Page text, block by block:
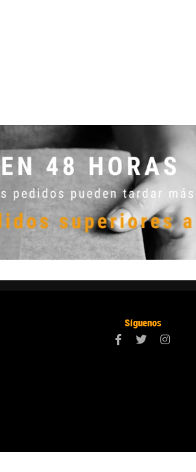
Síguenos